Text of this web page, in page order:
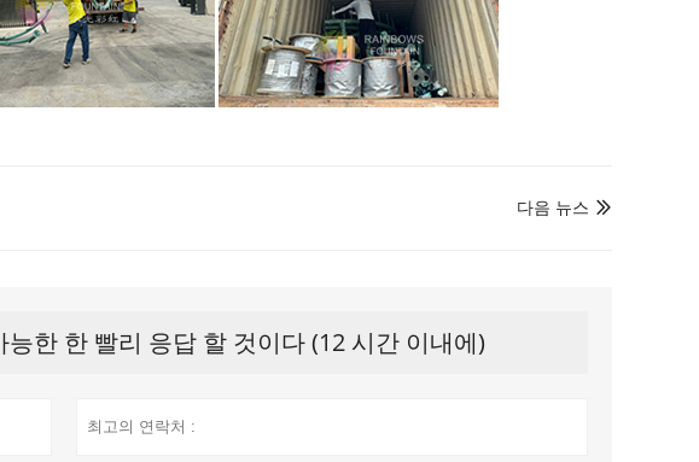

다음 뉴스
한 한 빨리 응답 할 것이다 (12 시간 이내에)